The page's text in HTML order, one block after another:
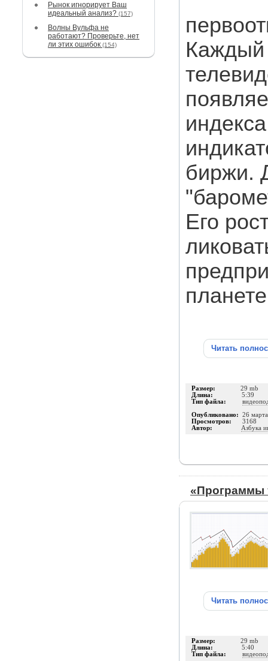
Рынок игнорирует Ваш
идеальный анализ? (157)
Волны Вульфа не
работают? Проверьте, нет
ли этих ошибок (154)
Каждый
биржи.
Его
Читать
Размер: 29 mb
Длина: 5:39
Тип файла:
Опубликовано: 26
Просмотров: 3168
Автор: Азбука
«Программы
Читать
Размер: 29 mb
Длина: 5:40
Тип файла: